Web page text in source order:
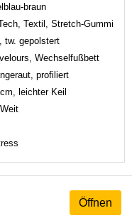
braun
Textil, Stretch-Gummi
tw. gepolstert
Wechselfußbett
profiliert
leichter Keil
Öffnen